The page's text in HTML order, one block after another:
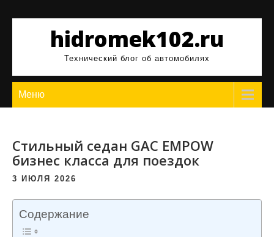
содержимомуhidromek102.ru
Технический блог об автомобилях
Меню
Стильный седан GAC EMPOW
бизнес класса для поездок
3 ИЮЛЯ 2026
Содержание